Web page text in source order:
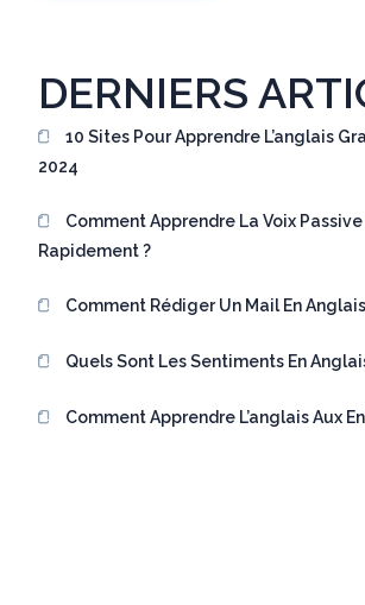
DERNIERS
10 Sites Pour Apprendre L’anglais
2024
Comment Apprendre La Voix Passive
Rapidement ?
Comment Rédiger Un Mail En
Quels Sont Les Sentiments En
Comment Apprendre L’anglais Aux